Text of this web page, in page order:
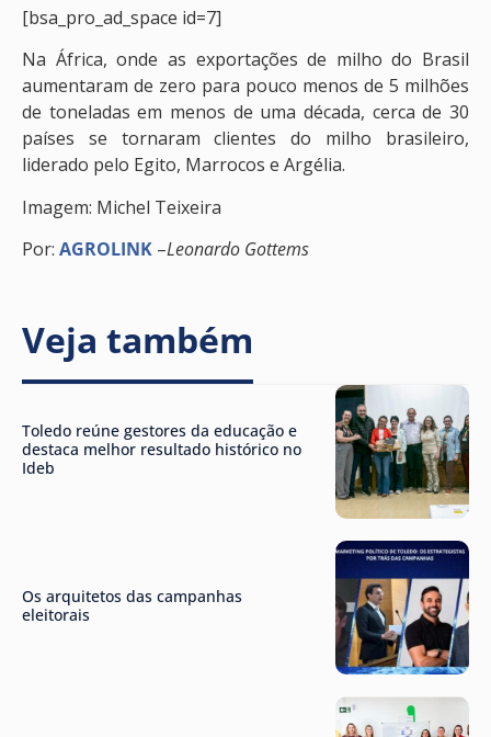
[bsa_pro_ad_space id=7]
Na África, onde as exportações de milho do Brasil
aumentaram de zero para pouco menos de 5 milhões
de toneladas em menos de uma década, cerca de 30
países se tornaram clientes do milho brasileiro,
liderado pelo Egito, Marrocos e Argélia.
Imagem: Michel Teixeira
Por: AGROLINK –Leonardo Gottems
Veja também
Toledo reúne gestores da educação e
destaca melhor resultado histórico no
Ideb
Os arquitetos das campanhas
eleitorais